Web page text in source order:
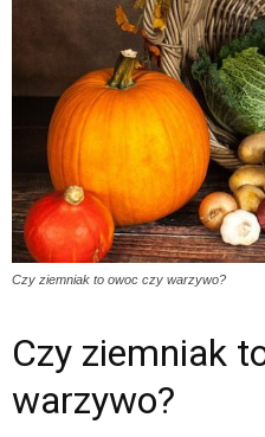
Czy ziemniak to owoc czy warzywo?
Czy ziemniak
warzywo?